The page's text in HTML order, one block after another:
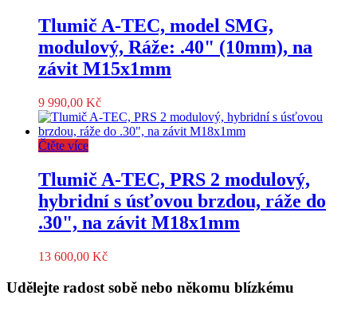
Tlumič A-TEC, model SMG,
modulový, Ráže: .40" (10mm), na
závit M15x1mm
9 990,00 Kč
Čtěte více
Tlumič A-TEC, PRS 2 modulový,
hybridní s úsťovou brzdou, ráže do
.30", na závit M18x1mm
13 600,00 Kč
Udělejte radost sobě nebo někomu blízkému